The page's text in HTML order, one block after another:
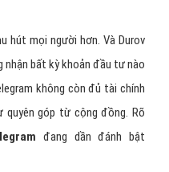
hút mọi người hơn. Và Durov
nhận bất kỳ khoản đầu tư nào
không còn đủ tài chính
góp từ cộng đồng. Rõ
đang dần đánh bật